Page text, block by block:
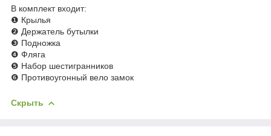
В комплект входит:
❶ Крылья
❷ Держатель бутылки
❸ Подножка
❹ Фляга
❺ Набор шестигранников
❻ Противоугонный вело замок
Скрыть